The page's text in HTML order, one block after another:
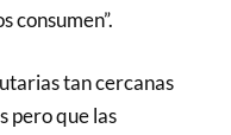
consumen”.
tan cercanas
pero que las